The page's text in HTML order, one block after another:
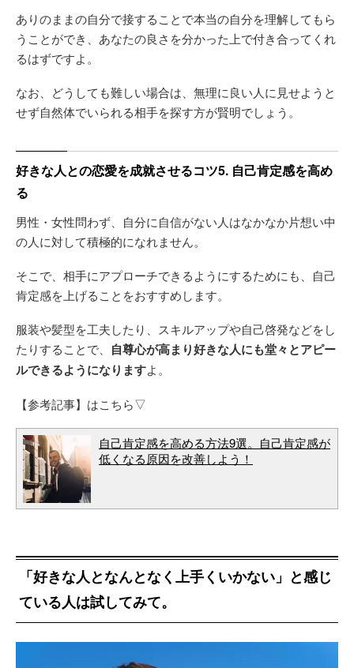
ありのままの自分で接することで本当の自分を理解してもら
うことができ、あなたの良さを分かった上で付き合ってくれ
るはずですよ。
なお、どうしても難しい場合は、無理に良い人に見せようと
せず自然体でいられる相手を探す方が賢明でしょう。
好きな人との恋愛を成就させるコツ5. 自己肯定感を高め
る
男性・女性問わず、自分に自信がない人はなかなか片想い中
の人に対して積極的になれません。
そこで、相手にアプローチできるようにするためにも、自己
肯定感を上げることをおすすめします。
服装や髪型を工夫したり、スキルアップや自己啓発などをし
たりすることで、 自尊心が高まり好きな人にも堂々とアピー
ルできるようになりますよ。
【参考記事】はこちら▽
自己肯定感を高める方法9選。自己肯定感が
低くなる原因を改善しよう！
「好きな人となんとなく上手くいかない」と感じ
ている人は試してみて。